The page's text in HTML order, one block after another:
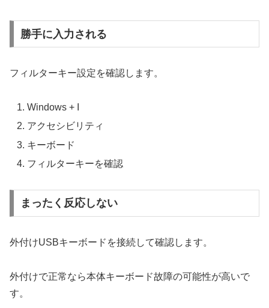
勝手に入力される
フィルターキー設定を確認します。
Windows + I
アクセシビリティ
キーボード
フィルターキーを確認
まったく反応しない
外付けUSBキーボードを接続して確認します。
外付けで正常なら本体キーボード故障の可能性が高いで
す。